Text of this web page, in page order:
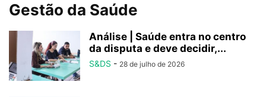
Gestão da Saúde
Análise | Saúde entra no centro
da disputa e deve decidir,...
S&DS - 28 de julho de 2026